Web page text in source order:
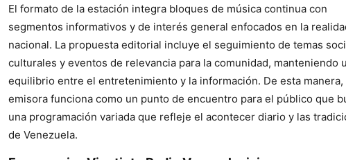
El formato de la estación integra bloques de música continua con
segmentos informativos y de interés general enfocados en la
nacional. La propuesta editorial incluye el seguimiento de temas
culturales y eventos de relevancia para la comunidad, manteniendo
equilibrio entre el entretenimiento y la información. De esta manera,
emisora funciona como un punto de encuentro para el público que
una programación variada que refleje el acontecer diario y las
de Venezuela.